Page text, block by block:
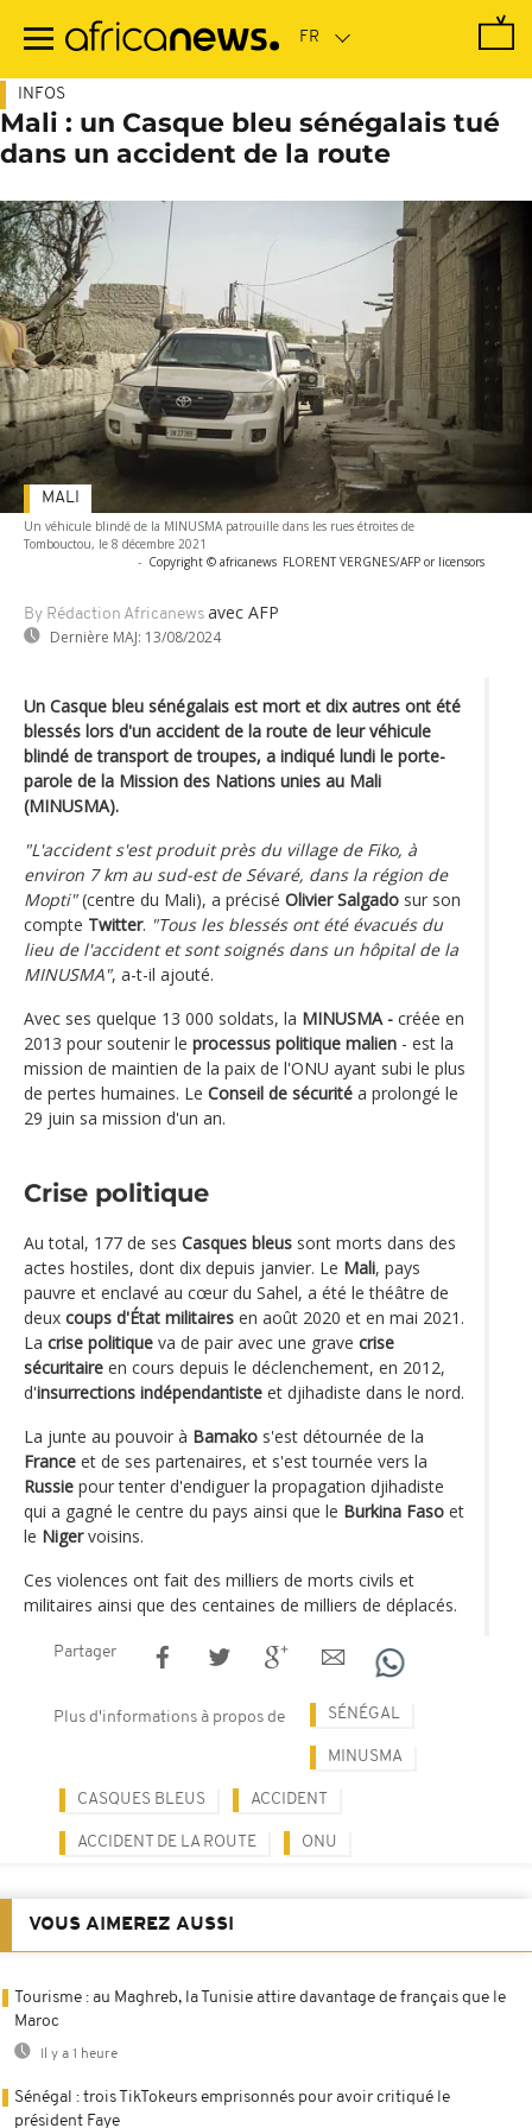
contenu
INFOS
Mali : un Casque bleu sénégalais tué
dans un accident de la route
Un véhicule blindé de la MINUSMA patrouille dans les rues étroites de
Tombouctou, le 8 décembre 2021
- Copyright © africanews FLORENT VERGNES/AFP or licensors
By Rédaction Africanews avec AFP
Dernière MAJ: 13/08/2024
MALI
Un Casque bleu sénégalais est mort et dix autres ont été
blessés lors d'un accident de la route de leur véhicule
blindé de transport de troupes, a indiqué lundi le porte-
parole de la Mission des Nations unies au Mali
(MINUSMA).
"L'accident s'est produit près du village de Fiko, à
environ 7 km au sud-est de Sévaré, dans la région de
Mopti"(centre du Mali), a précisé Olivier Salgado sur son
compte Twitter. "Tous les blessés ont été évacués du
lieu de l'accident et sont soignés dans un hôpital de la
MINUSMA", a-t-il ajouté.
Avec ses quelque 13 000 soldats, la MINUSMA - créée en
2013 pour soutenir le processus politique malien - est la
mission de maintien de la paix de l'ONU ayant subi le plus
de pertes humaines. Le Conseil de sécurité a prolongé le
29 juin sa mission d'un an.
Crise politique
Au total, 177 de ses Casques bleus sont morts dans des
actes hostiles, dont dix depuis janvier. Le Mali, pays
pauvre et enclavé au cœur du Sahel, a été le théâtre de
deux coups d'État militaires en août 2020 et en mai 2021.
La crise politique va de pair avec une grave crise
sécuritaire en cours depuis le déclenchement, en 2012,
d'insurrections indépendantiste et djihadiste dans le nord.
La junte au pouvoir à Bamako s'est détournée de la
France et de ses partenaires, et s'est tournée vers la
Russie pour tenter d'endiguer la propagation djihadiste
qui a gagné le centre du pays ainsi que le Burkina Faso et
le Nigervoisins.
Ces violences ont fait des milliers de morts civils et
militaires ainsi que des centaines de milliers de déplacés.
Partager
Plus d'informations à propos de SÉNÉGAL
MINUSMA
CASQUES BLEUS ACCIDENT
ACCIDENT DE LA ROUTE ONU
VOUS AIMEREZ AUSSI
Tourisme : au Maghreb, la Tunisie attire davantage de français que le
Maroc
Il y a 1 heure
Sénégal : trois TikTokeurs emprisonnés pour avoir critiqué le
président Faye